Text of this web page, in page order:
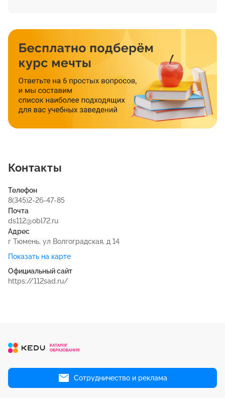
Контакты
Телефон
8(345)2-26-47-85
Почта
ds112@obl72.ru
Адрес
г Тюмень, ул Волгоградская, д 14
Показать на карте
Официальный сайт
https://112sad.ru/
Сотрудничество и реклама